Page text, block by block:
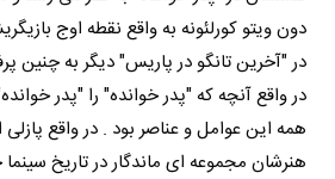
دون ویتو کورلئونه به واقع نقطه اوج
در "آخرین تانگو در پاریس" دیگر به چنین
در واقع آنچه که "پدر خوانده" را "پدر
همه این عوامل و عناصر بود . در واقع پازلی
هنرشان مجموعه ای ماندگار در تاریخ